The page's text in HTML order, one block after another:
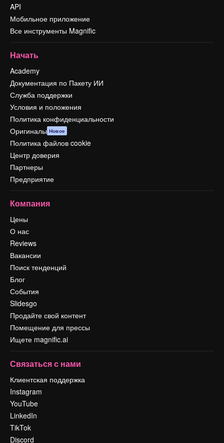
API
Мобильное приложение
Все инструменты Magnific
Начать
Academy
Документация по Пакету ИИ
Служба поддержки
Условия и положения
Политика конфиденциальности
Оригиналы Новое
Политика файлов cookie
Центр доверия
Партнеры
Предприятие
Компания
Цены
О нас
Reviews
Вакансии
Поиск тенденций
Блог
События
Slidesgo
Продайте свой контент
Помещение для прессы
Ищете magnific.ai
Связаться с нами
Клиентская поддержка
Instagram
YouTube
LinkedIn
TikTok
Discord